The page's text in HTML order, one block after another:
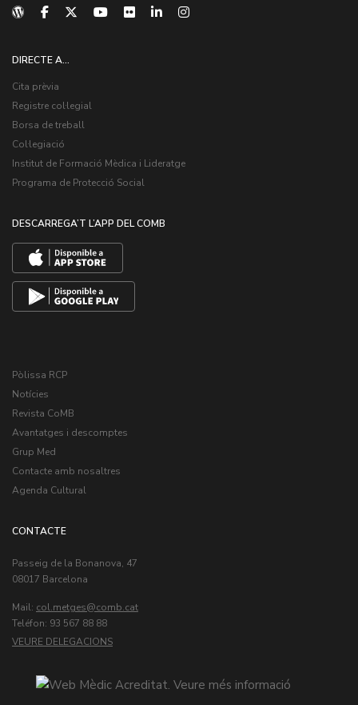
DIRECTE A...
Cita prèvia
Registre col·legial
Borsa de treball
Col·legiació
Institut de Formació Mèdica i Lideratge
Programa de Protecció Social
DESCARREGA’T L’APP DEL COMB
Pòlissa RCP
Notícies
Revista CoMB
Avantatges i descomptes
Grup Med
Contacte amb nosaltres
Agenda Cultural
CONTACTE
Passeig de la Bonanova, 47
08017 Barcelona
Mail: col.metges
Teléfon: 93 567 88 88
VEURE DELEGACIONS